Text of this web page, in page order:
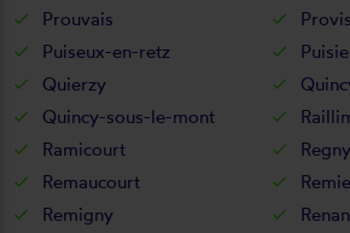
Prouvais
Puiseux-en-retz
Quierzy
Quincy-sous-le-mont
Ramicourt
Regny
Remaucourt
Remigny